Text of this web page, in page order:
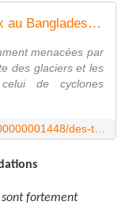
Des terres menacées par les eaux au Bangladesh - Lumni | Enseignement
menacées par
des glaciers et les
de cyclones
fortement